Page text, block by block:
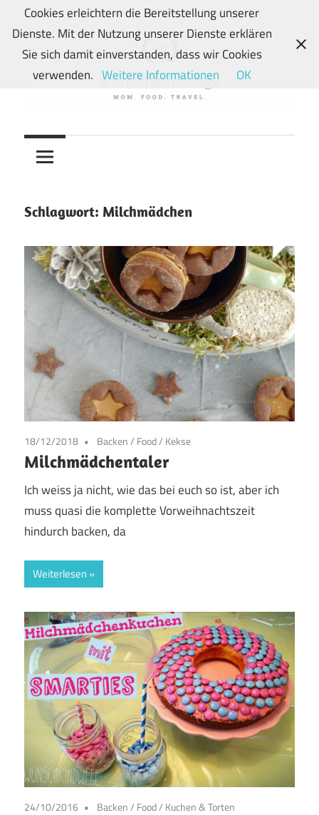
Zum
Inhalt
springen
wunschkindwege
Wunschkindern
und
Mein
Food-
Travelblog
Schlagwort: Milchmädchen
18/12/2018 Backen/ Food/ Kekse
Milchmädchentaler
Ich weiss ja nicht, wie das bei euch so ist, aber ich
muss quasi die komplette Vorweihnachtszeit
hindurch backen, da
Weiterlesen
24/10/2016 Backen/ Food/ Kuchen & Torten
Cookies erleichtern die Bereitstellung unserer
Dienste. Mit der Nutzung unserer Dienste erklären
Sie sich damit einverstanden, dass wir Cookies
verwenden. Weitere Informationen OK